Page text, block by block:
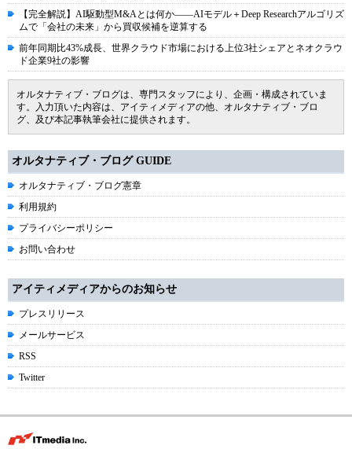
【完全解説】AI駆動型M&Aとは何か――AIモデル＋Deep Researchアルゴリズ
ムで「会社の未来」から買収候補を逆算する
前年同期比43%成長、世界クラウド市場における上位3社シェアとネオクラウ
ド企業9社の影響
オルタナティブ・ブログは、専門スタッフにより、企画・構成されていま
す。入力頂いた内容は、アイティメディアの他、オルタナティブ・ブロ
グ、及び本記事執筆会社に提供されます。
オルタナティブ・ブログ GUIDE
オルタナティブ・ブログ憲章
利用規約
プライバシーポリシー
お問い合わせ
アイティメディアからのお知らせ
プレスリリース
メールサービス
RSS
Twitter